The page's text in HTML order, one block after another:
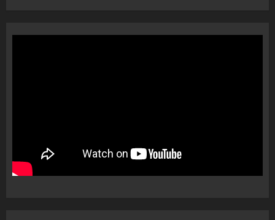
2
gazetarit grek me origjinë
shqiptare: Je mysafir këtu,
nuk duhet të flasësh!